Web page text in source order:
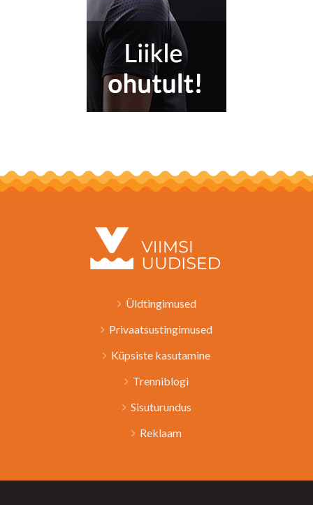
Üldtingimused
Privaatsustingimused
Küpsiste kasutamine
Trenniblogi
Sisuturundus
Reklaam